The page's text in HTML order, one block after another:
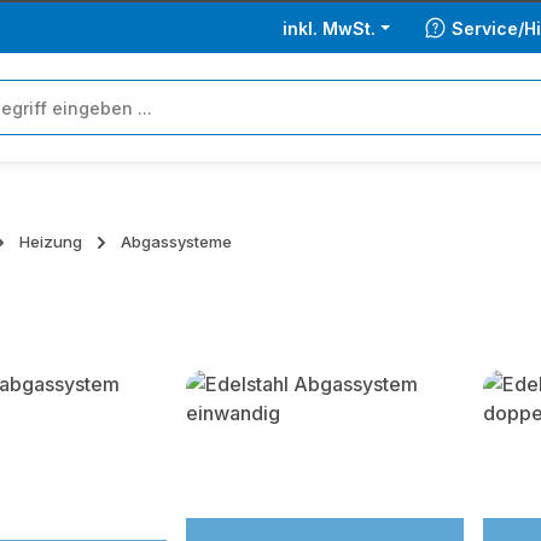
inkl. MwSt. Service/
Heizung Abgassysteme
überspringen